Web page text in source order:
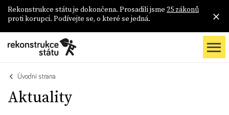
Rekonstrukce státu je dokončena. Prosadili jsme 25 zákonů
proti korupci. Podívejte se, o které se jedná.
Úvodní strana
Aktuality